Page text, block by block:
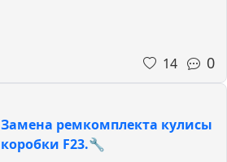
14 0
Замена ремкомплекта кулисы
коробки F23.🔧